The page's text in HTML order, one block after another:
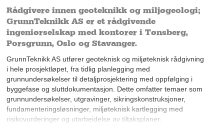
Rådgivere innen geoteknikk og miljøgeologi;
GrunnTeknikk AS er et rådgivende
ingeniørselskap med kontorer i Tønsberg,
Porsgrunn, Oslo og Stavanger.
GrunnTeknikk AS utfører geoteknisk og miljøteknisk rådgivning
i hele prosjektløpet, fra tidlig planlegging med
grunnundersøkelser til detaljprosjektering med oppfølging i
byggefase og sluttdokumentasjon. Dette omfatter temaer som
grunnundersøkelser, utgravinger, sikringskonstruksjoner,
fundamenteringsløsninger, miljøteknisk kartlegging med
risikovurderinger og utarbeidelse av tiltaksplaner.